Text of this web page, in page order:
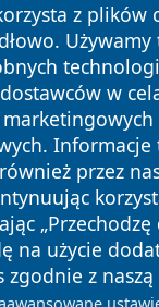
z plików
w
przez
na użycie
z naszą
Polityka